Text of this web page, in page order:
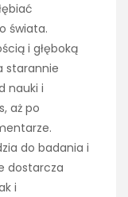
świata.
i głęboką
starannie
nauki i
aż po
do badania i
dostarcza
i